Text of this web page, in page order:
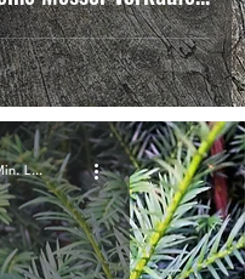
3 Min. Lesezeit